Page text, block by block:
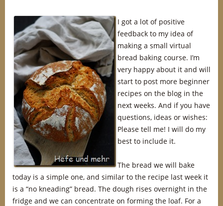
I got a lot of positive
feedback to my idea of
making a small virtual
bread baking course. I’m
very happy about it and will
start to post more beginner
recipes on the blog in the
next weeks. And if you have
questions, ideas or wishes:
Please tell me! I will do my
best to include it.
The bread we will bake
today is a simple one, and similar to the recipe last week it
is a “no kneading” bread. The dough rises overnight in the
fridge and we can concentrate on forming the loaf. For a